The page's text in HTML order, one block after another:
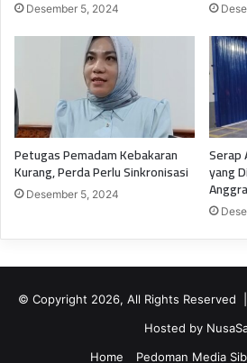
Desember 5, 2024
Petugas Pemadam Kebakaran
Kurang, Perda Perlu Sinkronisasi
Desember 5, 2024
Serap
yang
© Copyright 2026, All Rights Reserved |
Hosted by
Home
Pedoman Media